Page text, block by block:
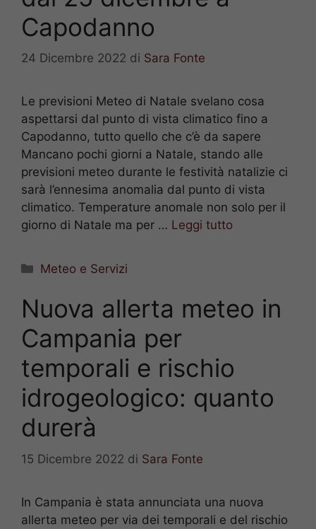
Capodanno
24 Dicembre 2022 di Sara Fonte
Le previsioni Meteo di Natale svelano cosa
aspettarsi dal punto di vista climatico fino a
Capodanno, tutto quello che c’è da sapere
Mancano pochi giorni a Natale, stando alle
previsioni meteo durante le festività natalizie ci
sarà l’ennesima anomalia dal punto di vista
climatico. Temperature anomale non solo per il
giorno di Natale ma per … Leggi tutto
Categorie
Meteo e Servizi
Nuova allerta meteo in
Campania per
temporali e rischio
idrogeologico: quanto
durerà
15 Dicembre 2022 di Sara Fonte
In Campania è stata annunciata una nuova
allerta meteo per via dei temporali e del rischio